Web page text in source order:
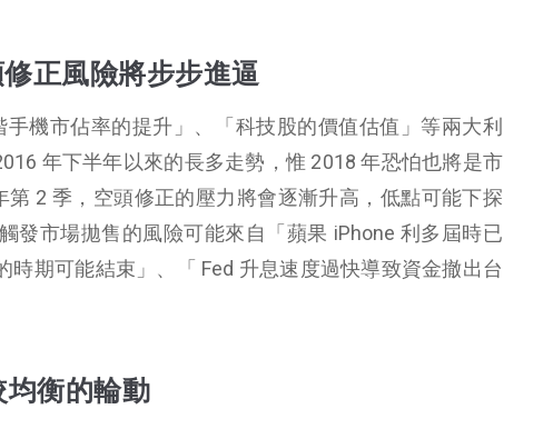
正風險將步步進逼
手機市佔率的提升」、「科技股的價值估值」等兩大利
年下半年以來的長多走勢，惟 2018 年恐怕也將是市
2 季，空頭修正的壓力將會逐漸升高，低點可能下探
發市場拋售的風險可能來自「蘋果 iPhone 利多屆時已
期可能結束」、「 Fed 升息速度過快導致資金撤出台
衡的輪動